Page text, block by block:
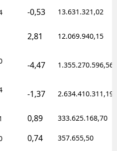
-0,53 13.631.321,02
2,81 12.069.940,15
-4,47 1.355.270.596,56
-1,37 2.634.410.311,19
0,89 333.625.168,70
0,74 357.655,50